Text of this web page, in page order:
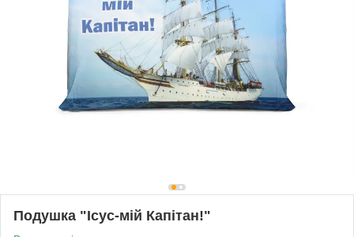
Подушка "Ісус-мій Капітан!"